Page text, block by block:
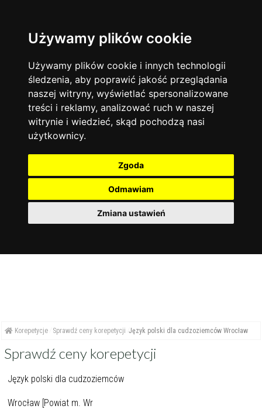
Używamy plików cookie
Używamy plików cookie i innych technologii
śledzenia, aby poprawić jakość przeglądania
naszej witryny, wyświetlać spersonalizowane
treści i reklamy, analizować ruch w naszej
witrynie i wiedzieć, skąd pochodzą nasi
użytkownicy.
Zgoda
Odmawiam
Zmiana ustawień
Język angielski 13744
Matematyka 12928
Chemia 4886
Język niemiecki 4307
Język polski 3426
Fizyka
Język francuski
Warszawa
Korepetycje
Online
14837
Kraków 7753
Wrocław
Łódź 3513
Gdańsk 2075
zakres dni
Wtorek
Środa
Czwartek
Piątek
Sobota
Niedziela
więcej filtrów Filtruj
Korepetycje Sprawdź ceny korepetycji Język polski dla cudzoziemców Wrocław
Sprawdź ceny korepetycji